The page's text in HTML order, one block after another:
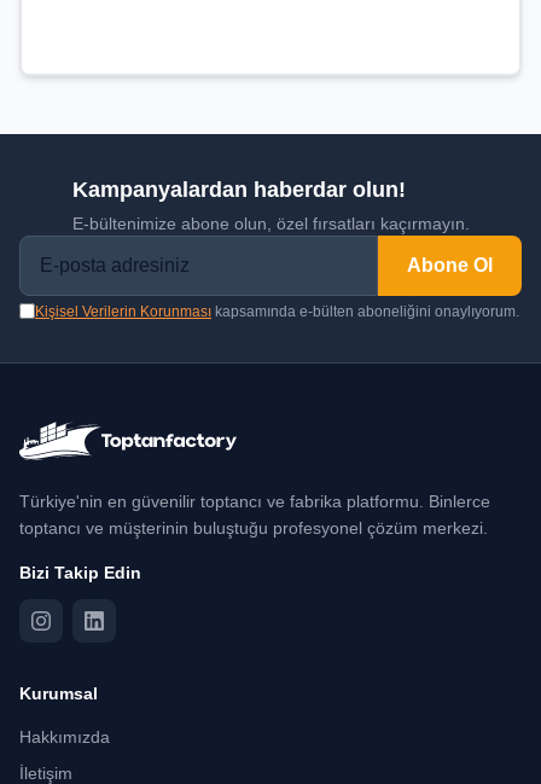
Kampanyalardan haberdar olun!
E-bültenimize abone olun, özel fırsatları kaçırmayın.
Abone Ol
Kişisel Verilerin Korunması kapsamında e-bülten aboneliğini onaylıyorum.
Türkiye'nin en güvenilir toptancı ve fabrika platformu. Binlerce
toptancı ve müşterinin buluştuğu profesyonel çözüm merkezi.
Bizi Takip Edin
Kurumsal
Hakkımızda
İletişim